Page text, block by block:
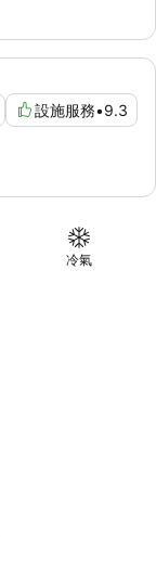
設施服務•9.3
冷氣